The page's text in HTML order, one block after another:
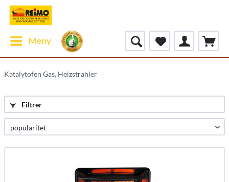
Meny
Katalytofen Gas, Heizstrahler
Filtrer